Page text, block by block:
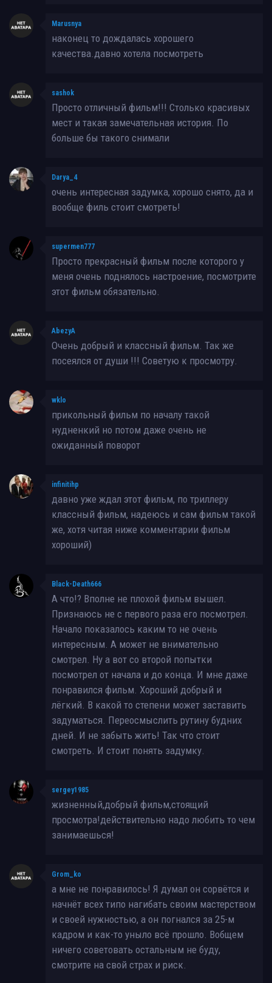
Marusnya
наконец то дождалась хорошего
качества.давно хотела посмотреть
sashok
Просто отличный фильм!!! Столько красивых
мест и такая замечательная история. По
больше бы такого снимали
Darya_4
очень интересная задумка, хорошо снято, да и
вообще филь стоит смотреть!
supermen777
Просто прекрасный фильм после которого у
меня очень поднялось настроение, посмотрите
этот фильм обязательно.
AbezyA
Очень добрый и классный фильм. Так же
посеялся от души !!! Советую к просмотру.
wklo
прикольный фильм по началу такой
нудненкий но потом даже очень не
ожиданный поворот
infinitihp
давно уже ждал этот фильм, по триллеру
классный фильм, надеюсь и сам фильм такой
же, хотя читая ниже комментарии фильм
хороший)
Black-Death666
А что!? Вполне не плохой фильм вышел.
Признаюсь не с первого раза его посмотрел.
Начало показалось каким то не очень
интересным. А может не внимательно
смотрел. Ну а вот со второй попытки
посмотрел от начала и до конца. И мне даже
понравился фильм. Хороший добрый и
лёгкий. В какой то степени может заставить
задуматься. Переосмыслить рутину будних
дней. И не забыть жить! Так что стоит
смотреть. И стоит понять задумку.
sergey1985
жизненный,добрый фильм,стоящий
просмотра!действительно надо любить то чем
занимаешься!
Grom_ko
а мне не понравилось! Я думал он сорвётся и
начнёт всех типо нагибать своим мастерством
и своей нужностью, а он погнался за 25-м
кадром и как-то уныло всё прошло. Вобщем
ничего советовать остальным не буду,
смотрите на свой страх и риск.